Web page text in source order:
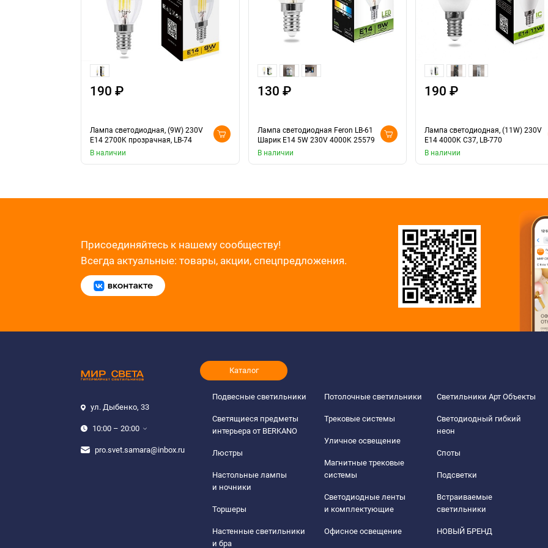
190 ₽
Лампа светодиодная, (9W) 230V
E14 2700K прозрачная, LB-74
В наличии
130 ₽
Лампа светодиодная Feron LB-61
Шарик E14 5W 230V 4000K 25579
В наличии
190 ₽
Лампа светодиодная, (11W) 230V
E14 4000K С37, LB-770
В наличии
Присоединяйтесь к нашему сообществу!
Всегда актуальные: товары, акции, спецпредложения.
ул. Дыбенко, 33
10:00 – 20:00
pro.svet.samara@inbox.ru
Каталог
Подвесные светильники
Светящиеся предметы
интерьера от BERKANO
Люстры
Настольные лампы
и ночники
Торшеры
Настенные светильники
и бра
Потолочные светильники
Трековые системы
Уличное освещение
Магнитные трековые
системы
Светодиодные ленты
и комплектующие
Офисное освещение
Светильники Арт Объекты
Светодиодный гибкий
неон
Споты
Подсветки
Встраиваемые
светильники
НОВЫЙ БРЕНД